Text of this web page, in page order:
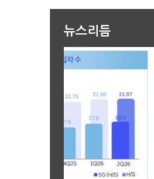
뉴스리듬